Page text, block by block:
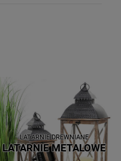
LATARNIE DREWNIANE
LATARNIE METALOWE